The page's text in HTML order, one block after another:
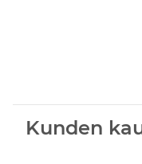
Kunden